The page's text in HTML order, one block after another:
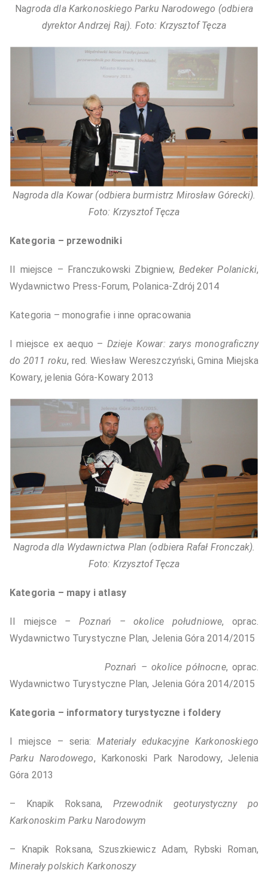
Nagroda dla Karkonoskiego Parku Narodowego (odbiera
dyrektor Andrzej Raj). Foto: Krzysztof Tęcza
Nagroda dla Kowar (odbiera burmistrz Mirosław Górecki).
Foto: Krzysztof Tęcza
Kategoria – przewodniki
II miejsce – Franczukowski Zbigniew,Bedeker Polanicki,
Wydawnictwo Press-Forum, Polanica-Zdrój 2014
Kategoria – monografie i inne opracowania
I miejsce ex aequo – Dzieje Kowar: zarys monograficzny
do 2011 roku, red. Wiesław Wereszczyński, Gmina Miejska
Kowary, jelenia Góra-Kowary 2013
Nagroda dla Wydawnictwa Plan (odbiera Rafał Fronczak).
Foto: Krzysztof Tęcza
Kategoria – mapy i atlasy
II miejsce – Poznań – okolice południowe, oprac.
Wydawnictwo Turystyczne Plan, Jelenia Góra 2014/2015
Poznań – okolice północne, oprac.
Wydawnictwo Turystyczne Plan, Jelenia Góra 2014/2015
Kategoria – informatory turystyczne i foldery
I miejsce – seria:Materiały edukacyjne Karkonoskiego
Parku Narodowego, Karkonoski Park Narodowy, Jelenia
Góra 2013
– Knapik Roksana, Przewodnik geoturystyczny po
Karkonoskim Parku Narodowym
– Knapik Roksana, Szuszkiewicz Adam, Rybski Roman,
Minerały polskich Karkonoszy